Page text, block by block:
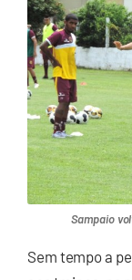
Sampaio
Sem tempo a